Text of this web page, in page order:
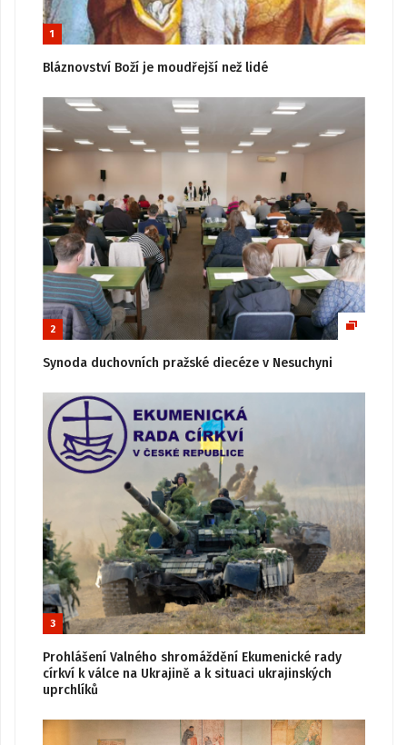
1
Bláznovství Boží je moudřejší než lidé
2
Synoda duchovních pražské diecéze v Nesuchyni
3
Prohlášení Valného shromáždění Ekumenické rady
církví k válce na Ukrajině a k situaci ukrajinských
uprchlíků